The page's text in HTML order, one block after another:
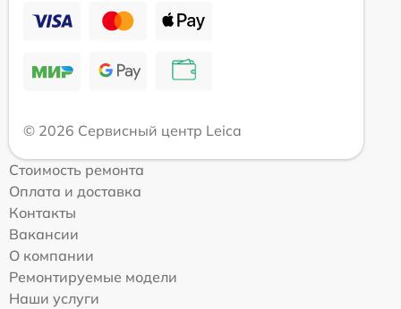
© 2026 Сервисный центр Leica
Стоимость ремонта
Оплата и доставка
Контакты
Вакансии
О компании
Ремонтируемые модели
Наши услуги